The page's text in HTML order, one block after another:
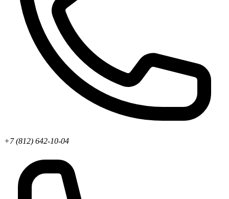
+7 (812) 642-10-04